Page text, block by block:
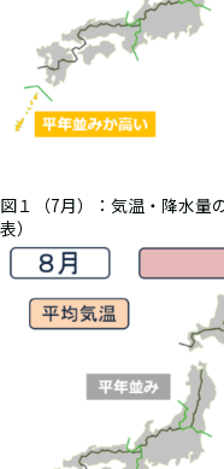
図１（7月）：気温・降水量
表）